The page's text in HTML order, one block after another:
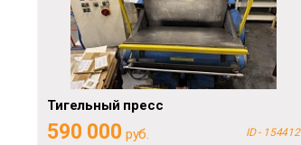
Тигельный пресс
590 000 руб. ID - 154412